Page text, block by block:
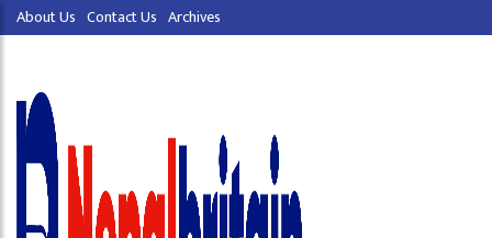
About Us Contact Us Archives